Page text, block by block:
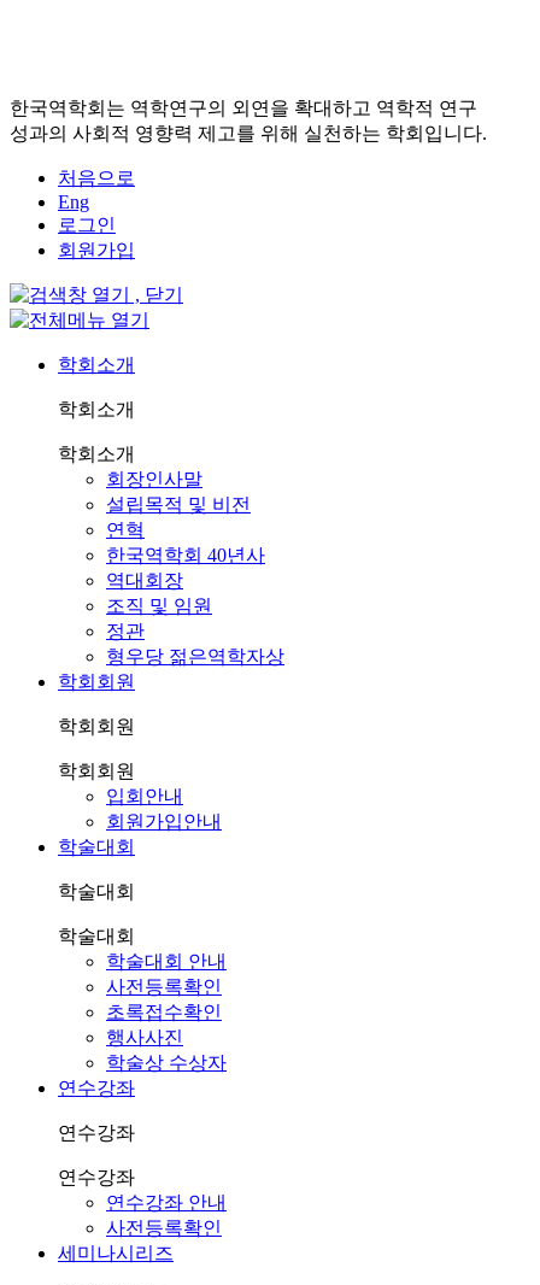
한국역학회는 역학연구의 외연을 확대하고 역학적 연구
성과의 사회적 영향력 제고를 위해 실천하는 학회입니다.
처음으로
Eng
로그인
회원가입
학회소개
학회소개
학회소개
회장인사말
설립목적 및 비전
연혁
한국역학회 40년사
역대회장
조직 및 임원
정관
형우당 젊은역학자상
학회회원
학회회원
학회회원
입회안내
회원가입안내
학술대회
학술대회
학술대회
학술대회 안내
사전등록확인
초록접수확인
행사사진
학술상 수상자
연수강좌
연수강좌
연수강좌
연수강좌 안내
사전등록확인
세미나시리즈